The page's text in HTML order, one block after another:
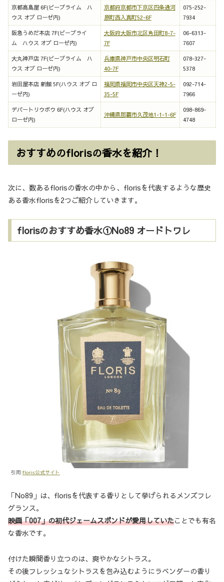
京都髙島屋 6F(ビープライム ハ
ウス オブ ローゼ内)
京都府京都市下京区四条通河
原町西入真町52-6F
075-252-
7934
阪急うめだ本店 7F(ビープライ
ム ハウス オブ ローゼ内)
大阪府大阪市北区角田町8-7-
7F
06-6313-
7607
大丸神戸店 7F(ビープライム ハ
ウス オブ ローゼ内)
兵庫県神戸市中央区明石町
40-7F
078-327-
5378
岩田屋本店 新館 5F(ハウス オブ ロ
ーゼ内)
福岡県福岡市中央区天神2-5-
35-5F
092-714-
7966
デパートリウボウ 6F(ハウス オブ
ローゼ内)
沖縄県那覇市久茂地1-1-1-6F
098-869-
4748
おすすめのflorisの香水を紹介！
次に、数あるflorisの香水の中から、florisを代表するような歴史
ある香水florisを2つご紹介していきます。
florisのおすすめ香水①No89 オードトワレ
引用:floris公式サイト
「No89」は、florisを代表する香りとして挙げられるメンズフレ
グランス。
映画「007」の初代ジェームスボンドが愛用していたことでも有名
な香水です。
付けた瞬間香り立つのは、爽やかなシトラス。
その後フレッシュなシトラスを包み込むようにラベンダーの香り